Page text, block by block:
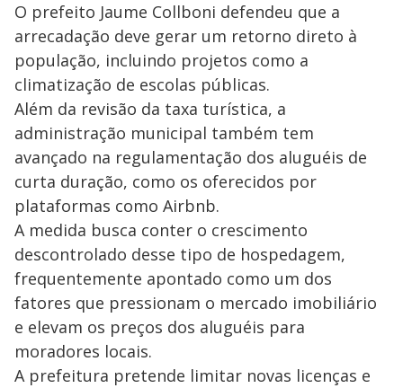
O prefeito Jaume Collboni defendeu que a
arrecadação deve gerar um retorno direto à
população, incluindo projetos como a
climatização de escolas públicas.
Além da revisão da taxa turística, a
administração municipal também tem
avançado na regulamentação dos aluguéis de
curta duração, como os oferecidos por
plataformas como Airbnb.
A medida busca conter o crescimento
descontrolado desse tipo de hospedagem,
frequentemente apontado como um dos
fatores que pressionam o mercado imobiliário
e elevam os preços dos aluguéis para
moradores locais.
A prefeitura pretende limitar novas licenças e